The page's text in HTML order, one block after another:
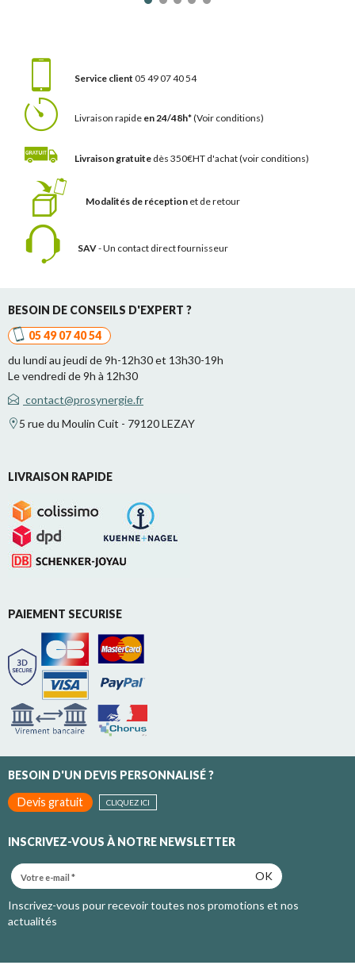
Service client 05 49 07 40 54
Livraison rapide en 24/48h*(Voir conditions)
Livraison gratuite dès 350€HT d'achat(voir conditions)
Modalités de réception et de retour
SAV- Un contact direct fournisseur
BESOIN DE CONSEILS D'EXPERT ?
05 49 07 40 54
du lundi au jeudi de 9h-12h30 et 13h30-19h
Le vendredi de 9h à 12h30
contact@prosynergie.fr
5 rue du Moulin Cuit - 79120 LEZAY
LIVRAISON RAPIDE
PAIEMENT SECURISE
BESOIN D'UN DEVIS PERSONNALISÉ ?
Devis gratuit
CLIQUEZ ICI
INSCRIVEZ-VOUS À NOTRE NEWSLETTER
OK
Inscrivez-vous pour recevoir toutes nos promotions et nos
actualités